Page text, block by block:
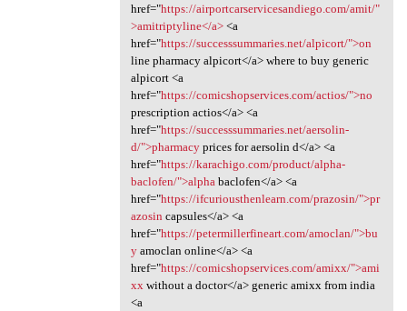
href="https://airportcarservicesandiego.com/amit/"
>amitriptyline</a><a
href="https://successsummaries.net/alpicort/">on
line pharmacy alpicort</a> where to buy generic
alpicort <a
href="https://comicshopservices.com/actios/">no
prescription actios</a> <a
href="https://successsummaries.net/aersolin-
d/">pharmacyprices for aersolin d</a> <a
href="https://karachigo.com/product/alpha-
baclofen/">alphabaclofen</a> <a
href="https://ifcuriousthenlearn.com/prazosin/">pr
azosin capsules</a> <a
href="https://petermillerfineart.com/amoclan/">bu
yamoclan online</a> <a
href="https://comicshopservices.com/amixx/">ami
xxwithout a doctor</a> generic amixx from india
<a